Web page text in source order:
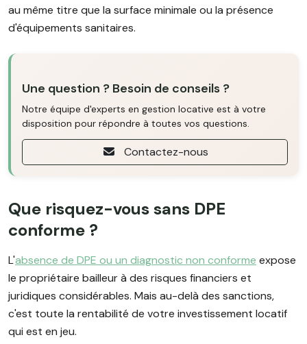
au même titre que la surface minimale ou la présence
d'équipements sanitaires.
Une question ? Besoin de conseils ?
Notre équipe d'experts en gestion locative est à votre
disposition pour répondre à toutes vos questions.
Contactez-nous
Que risquez-vous sans DPE
conforme ?
L'absence de DPE ou un diagnostic non conforme expose
le propriétaire bailleur à des risques financiers et
juridiques considérables. Mais au-delà des sanctions,
c'est toute la rentabilité de votre investissement locatif
qui est en jeu.